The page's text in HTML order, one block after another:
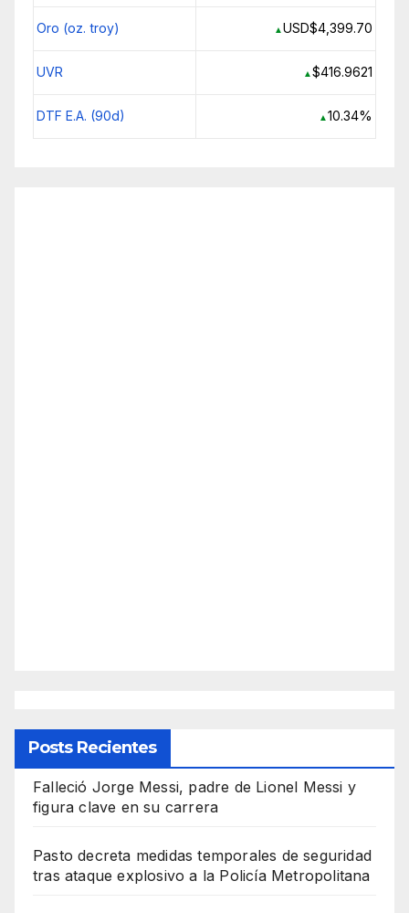
Oro (oz. troy) ▲USD$4,399.70
UVR ▲$416.9621
DTF E.A. (90d) ▲10.34%
Posts Recientes
Falleció Jorge Messi, padre de Lionel Messi y
figura clave en su carrera
Pasto decreta medidas temporales de seguridad
tras ataque explosivo a la Policía Metropolitana